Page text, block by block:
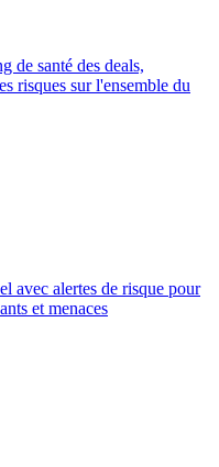
de santé des deals,
risques sur l'ensemble du
avec alertes de risque pour
et menaces